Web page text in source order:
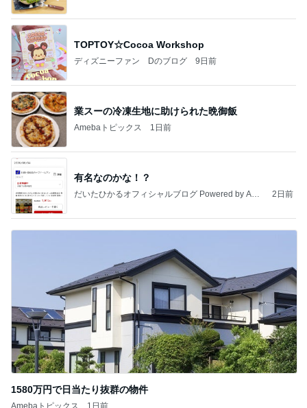
TOPTOY☆Cocoa Workshop
ディズニーファン Dのブログ 9日前
業スーの冷凍生地に助けられた晩御飯
Amebaトピックス 1日前
有名なのかな！？
だいたひかるオフィシャルブログ Powered by Ame
2日前
1580万円で日当たり抜群の物件
Amebaトピックス 1日前